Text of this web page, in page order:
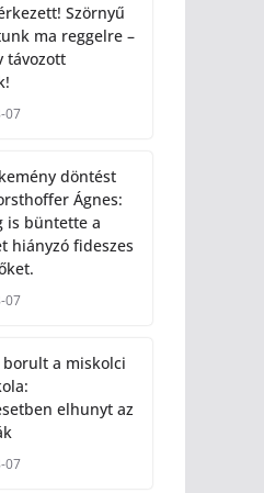
Szörnyű
ma reggelre –
távozott
07
döntést
Ágnes:
is büntette a
hiányzó fideszes
07
borult a miskolci
elhunyt az
07